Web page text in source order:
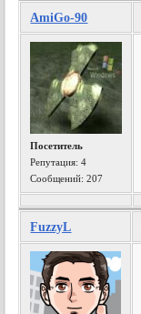
AmiGo-90
Посетитель
Репутация:4
Сообщений: 207
FuzzyL